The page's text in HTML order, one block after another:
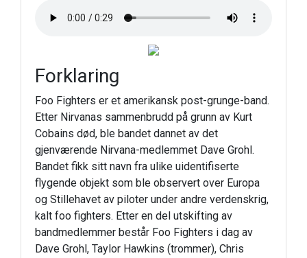
Forklaring
Foo Fighters er et amerikansk post-grunge-band.
Etter Nirvanas sammenbrudd på grunn av Kurt
Cobains død, ble bandet dannet av det
gjenværende Nirvana-medlemmet Dave Grohl.
Bandet fikk sitt navn fra ulike uidentifiserte
flygende objekt som ble observert over Europa
og Stillehavet av piloter under andre verdenskrig,
kalt foo fighters. Etter en del utskifting av
bandmedlemmer består Foo Fighters i dag av
Dave Grohl, Taylor Hawkins (trommer), Chris